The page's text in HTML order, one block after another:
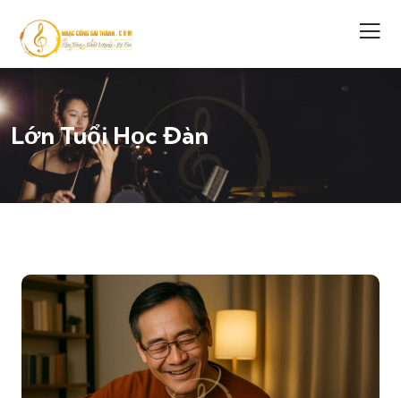
Lớn Tuổi Học Đàn